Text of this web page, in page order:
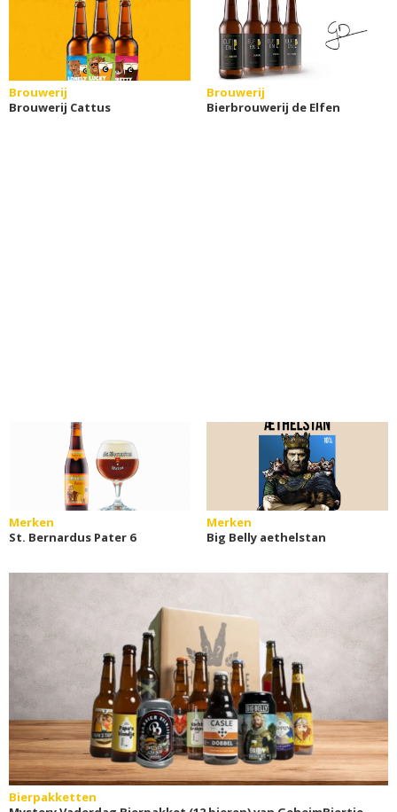
Brouwerij
Brouwerij Cattus
Brouwerij
Bierbrouwerij de Elfen
Merken
St. Bernardus Pater 6
Merken
Big Belly aethelstan
Bierpakketten